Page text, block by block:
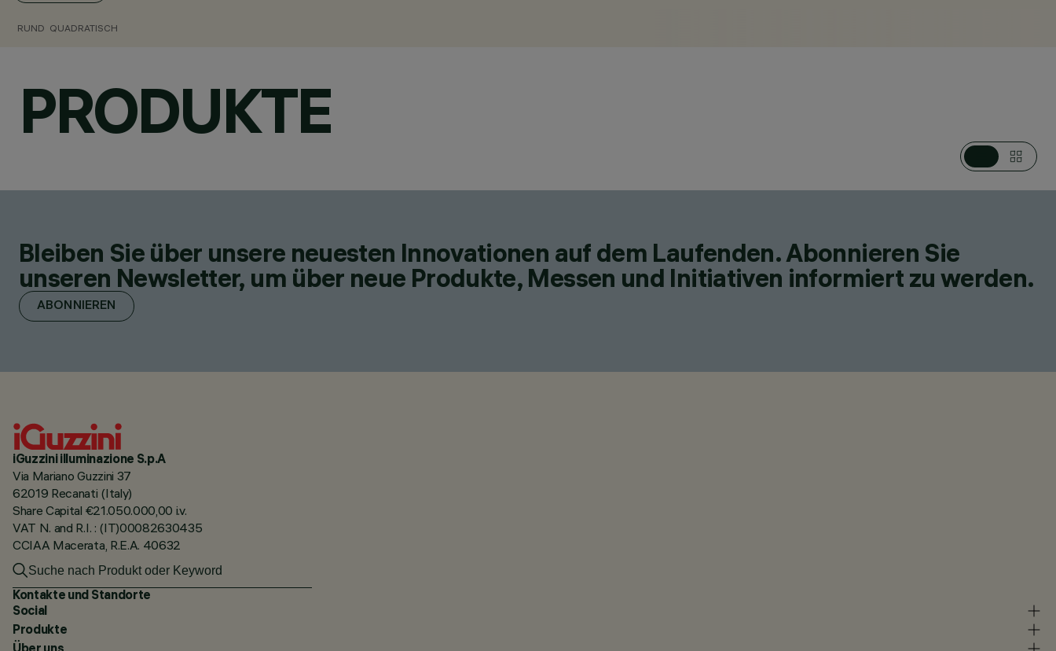
RUND QUADRATISCH
PRODUKTE
Bleiben Sie über unsere neuesten Innovationen auf dem Laufenden. Abonnieren Sie
unseren Newsletter, um über neue Produkte, Messen und Initiativen informiert zu werden.
ABONNIEREN
iGuzzini illuminazione S.p.A
Via Mariano Guzzini 37
62019 Recanati (Italy)
Share Capital €21.050.000,00 i.v.
VAT N. and R.I. : (IT)00082630435
CCIAA Macerata, R.E.A. 40632
Kontakte und Standorte
Social
Produkte